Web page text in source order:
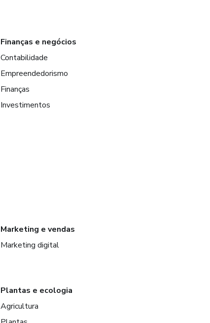
Finanças e negócios
Contabilidade
Empreendedorismo
Finanças
Investimentos
Marketing e vendas
Marketing digital
Plantas e ecologia
Agricultura